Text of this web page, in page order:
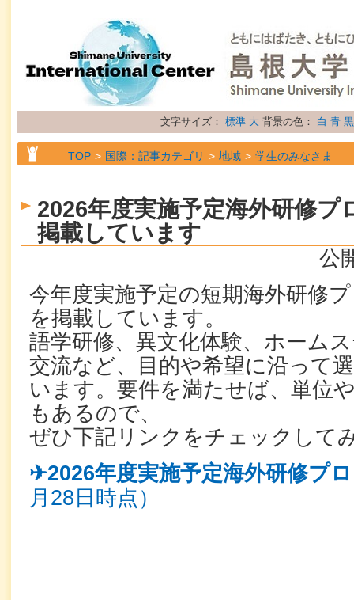
文字サイズ： 標準 大 背景の色： 白 青 黒
TOP 国際：記事カテゴリ 地域 学生のみなさま
2026年度実施予定海外研修プ
掲載しています
公
今年度実施予定の短期海外研修
を掲載しています。
語学研修、異文化体験、ホーム
交流など、目的や希望に沿って
います。要件を満たせば、単位
もあるので、
ぜひ下記リンクをチェックして
✈2026年度実施予定海外研修プ
月28日時点）